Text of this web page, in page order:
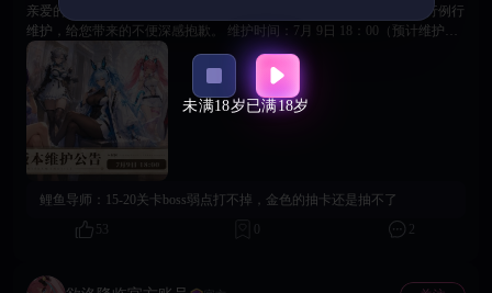
卡修复 1.修复了主线 1-6关 首次进入时无法攻击敌人的问题。 2.修复了主线
1-9关 作战页面卡死，提示“消灭下一个敌人”后无法继续操作的问题。 3.修
复了战姬 影葵 技能2伤害偏低、爆裂技能伤害异常的问题。 4.修复了战姬 光
子 释放技能2时未正常显示提示弹窗的问题。 5.修复了羁绊 “渡鸦旅团” 生效
后，战姬BUFF栏出现无属性加成BUFF的问题。 6.修复了购买炸弹后道具数
量未正常增加的问题。 7.修复了防御基地中，满足钻石条件后无法正常使用
“歼灭”功能的问题。 8.修复战斗编队上阵宠物时，属性筛选结果错误的问
题。 二、竞技及赛季玩法修复 1.修复了每日免费挑战次数未正常恢复的问
题。 2.修复了入场券购买次数跨天未重置、购买价格未恢复的问题。 3.修复
层界面后再次进入可异常刷新对手的问题。 5.修复了查看对手详情时数据显
示为0，与实际战斗页面信息不一致的问题。 6.修复了排行榜中无法查看自
战斗次数购买及消耗计数异常的问题。 三、角色及养成系统修复 1.修复了上
亲爱的火种者： 为了给您带来更好的游戏体验，服务器将在本周四进行例行
维护，给您带来的不便深感抱歉。 维护时间：7月 9日 18：00（预计维护时
长4小时，恢复时间将根据实际进度动态调整） 【更新内容】 一、战斗体验
优化 修复了战斗中途退出后，未能正常跳转至战败结算界面的问题。 修复
了部分特殊网络环境下，战斗结算界面可能出现卡死的问题。 修复了断网后
缺少提示，并可能导致异常游玩的问题。 修复了拦截战极限级 Boss 解锁异
常的问题。 二、角色与表现修复 修复了姒娆在局内射击动画显示异常的问
题。 修复了偶发情况下英雄加载不完整的问题。 修复了点击角色列表时，
部分角色无法正常显示的问题。 修复了角色展示界面显示异常的问题。 修
概率可能失效的问题。 修复了解码矩阵功能无法正常解锁的问题。 修复了
无限之塔限时礼包数据显示异常的问题。 修复了游戏招募界面中图片出现白
题。 提升了部分场景下的资源加载稳定性与异常提示体验。 感谢各位火种
鲤鱼导师： 15-20关卡boss弱点打不掉，金色的抽卡还是抽不了
53
2
未满18岁已满18岁